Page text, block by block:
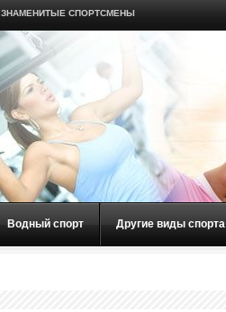
ЗНАМЕНИТЫЕ СПОРТСМЕНЫ
Водный спорт Другие виды спорта